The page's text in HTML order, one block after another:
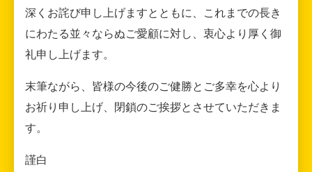
深くお詫び申し上げますとともに、これまでの長き
にわたる並々ならぬご愛顧に対し、衷心より厚く御
礼申し上げます。
末筆ながら、皆様の今後のご健勝とご多幸を心より
お祈り申し上げ、閉鎖のご挨拶とさせていただきま
す。
謹白